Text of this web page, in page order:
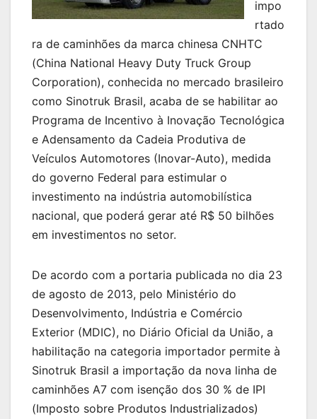
impo
rtado
ra de caminhões da marca chinesa CNHTC
(China National Heavy Duty Truck Group
Corporation), conhecida no mercado brasileiro
como Sinotruk Brasil, acaba de se habilitar ao
Programa de Incentivo à Inovação Tecnológica
e Adensamento da Cadeia Produtiva de
Veículos Automotores (Inovar-Auto), medida
do governo Federal para estimular o
investimento na indústria automobilística
nacional, que poderá gerar até R$ 50 bilhões
em investimentos no setor.
De acordo com a portaria publicada no dia 23
de agosto de 2013, pelo Ministério do
Desenvolvimento, Indústria e Comércio
Exterior (MDIC), no Diário Oficial da União, a
habilitação na categoria importador permite à
Sinotruk Brasil a importação da nova linha de
caminhões A7 com isenção dos 30 % de IPI
(Imposto sobre Produtos Industrializados)